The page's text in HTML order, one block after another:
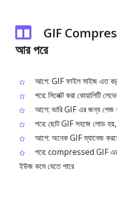
GIF
আর পরে
আগে: GIF ফাইল সাইজ এত বড়
পরে: সিলেক্ট করা কোয়ালিটি
আগে: ভারি GIF এর জন্য পেজ
পরে: ছোট GIF সহজে লোড হয়,
আগে: অনেক GIF ম্যানেজ
পরে: compressed GIF এর
ইউজ কমে যেতে পারে